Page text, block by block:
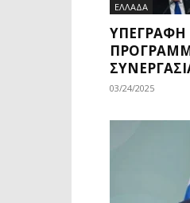
ΕΛΛΑΔΑ
ΥΠΕΓΡΆΦΗ
03/24/2025